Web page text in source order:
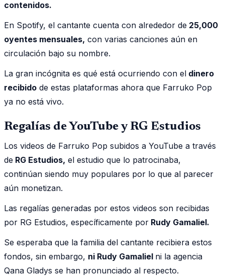
contenidos.
En Spotify, el cantante cuenta con alrededor de 25,000
oyentes mensuales, con varias canciones aún en
circulación bajo su nombre.
La gran incógnita es qué está ocurriendo con el dinero
recibido de estas plataformas ahora que Farruko Pop
ya no está vivo.
Regalías de YouTube y RG Estudios
Los videos de Farruko Pop subidos a YouTube a través
de RG Estudios, el estudio que lo patrocinaba,
continúan siendo muy populares por lo que al parecer
aún monetizan.
Las regalías generadas por estos videos son recibidas
por RG Estudios, específicamente por Rudy Gamaliel.
Se esperaba que la familia del cantante recibiera estos
fondos, sin embargo, ni Rudy Gamaliel ni la agencia
Qana Gladys se han pronunciado al respecto.